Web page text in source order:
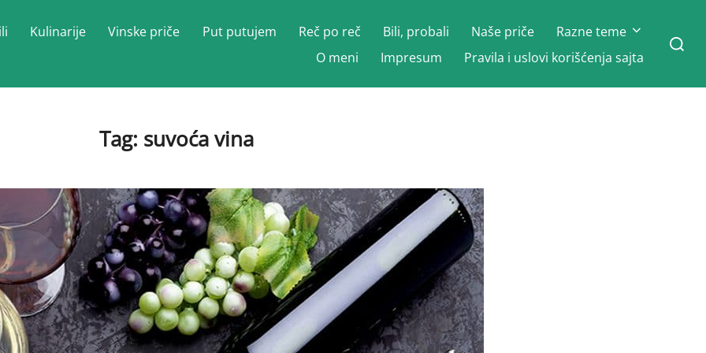
Kulinarije Vinske priče Put putujem Reč po reč Bili, probali Naše priče
Razne teme
O meni
Impresum Pravila i uslovi korišćenja sajta
Search
for:
Tag: suvoća vina